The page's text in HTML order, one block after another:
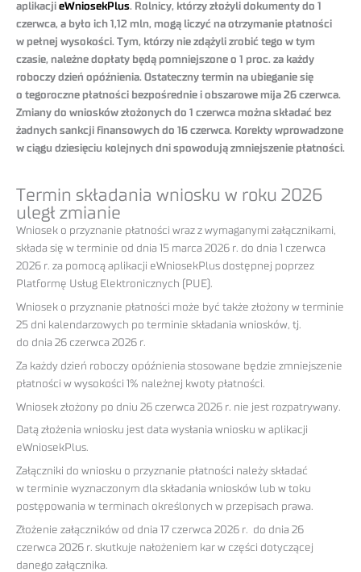
aplikacji eWniosekPlus. Rolnicy, którzy złożyli dokumenty do 1
czerwca, a było ich 1,12 mln, mogą liczyć na otrzymanie płatności
w pełnej wysokości. Tym, którzy nie zdążyli zrobić tego w tym
czasie, należne dopłaty będą pomniejszone o 1 proc. za każdy
roboczy dzień opóźnienia. Ostateczny termin na ubieganie się
o tegoroczne płatności bezpośrednie i obszarowe mija 26 czerwca.
Zmiany do wniosków złożonych do 1 czerwca można składać bez
żadnych sankcji finansowych do 16 czerwca. Korekty wprowadzone
w ciągu dziesięciu kolejnych dni spowodują zmniejszenie płatności.
Termin składania wniosku w roku 2026
uległ zmianie
Wniosek o przyznanie płatności wraz z wymaganymi załącznikami,
składa się w terminie od dnia 15 marca 2026 r. do dnia 1 czerwca
2026 r. za pomocą aplikacji eWniosekPlus dostępnej poprzez
Platformę Usług Elektronicznych (PUE).
Wniosek o przyznanie płatności może być także złożony w terminie
25 dni kalendarzowych po terminie składania wniosków, tj.
do dnia 26 czerwca 2026 r.
Za każdy dzień roboczy opóźnienia stosowane będzie zmniejszenie
płatności w wysokości 1% należnej kwoty płatności.
Wniosek złożony po dniu 26 czerwca 2026 r. nie jest rozpatrywany.
Datą złożenia wniosku jest data wysłania wniosku w aplikacji
eWniosekPlus.
Załączniki do wniosku o przyznanie płatności należy składać
w terminie wyznaczonym dla składania wniosków lub w toku
postępowania w terminach określonych w przepisach prawa.
Złożenie załączników od dnia 17 czerwca 2026 r. do dnia 26
czerwca 2026 r. skutkuje nałożeniem kar w części dotyczącej
danego załącznika.